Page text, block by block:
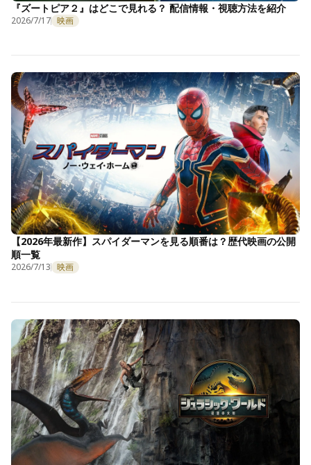
『ズートピア２』はどこで見れる？ 配信情報・視聴方法を紹介
2026/7/17 映画
【2026年最新作】スパイダーマンを見る順番は？歴代映画の公開
順一覧
2026/7/13 映画